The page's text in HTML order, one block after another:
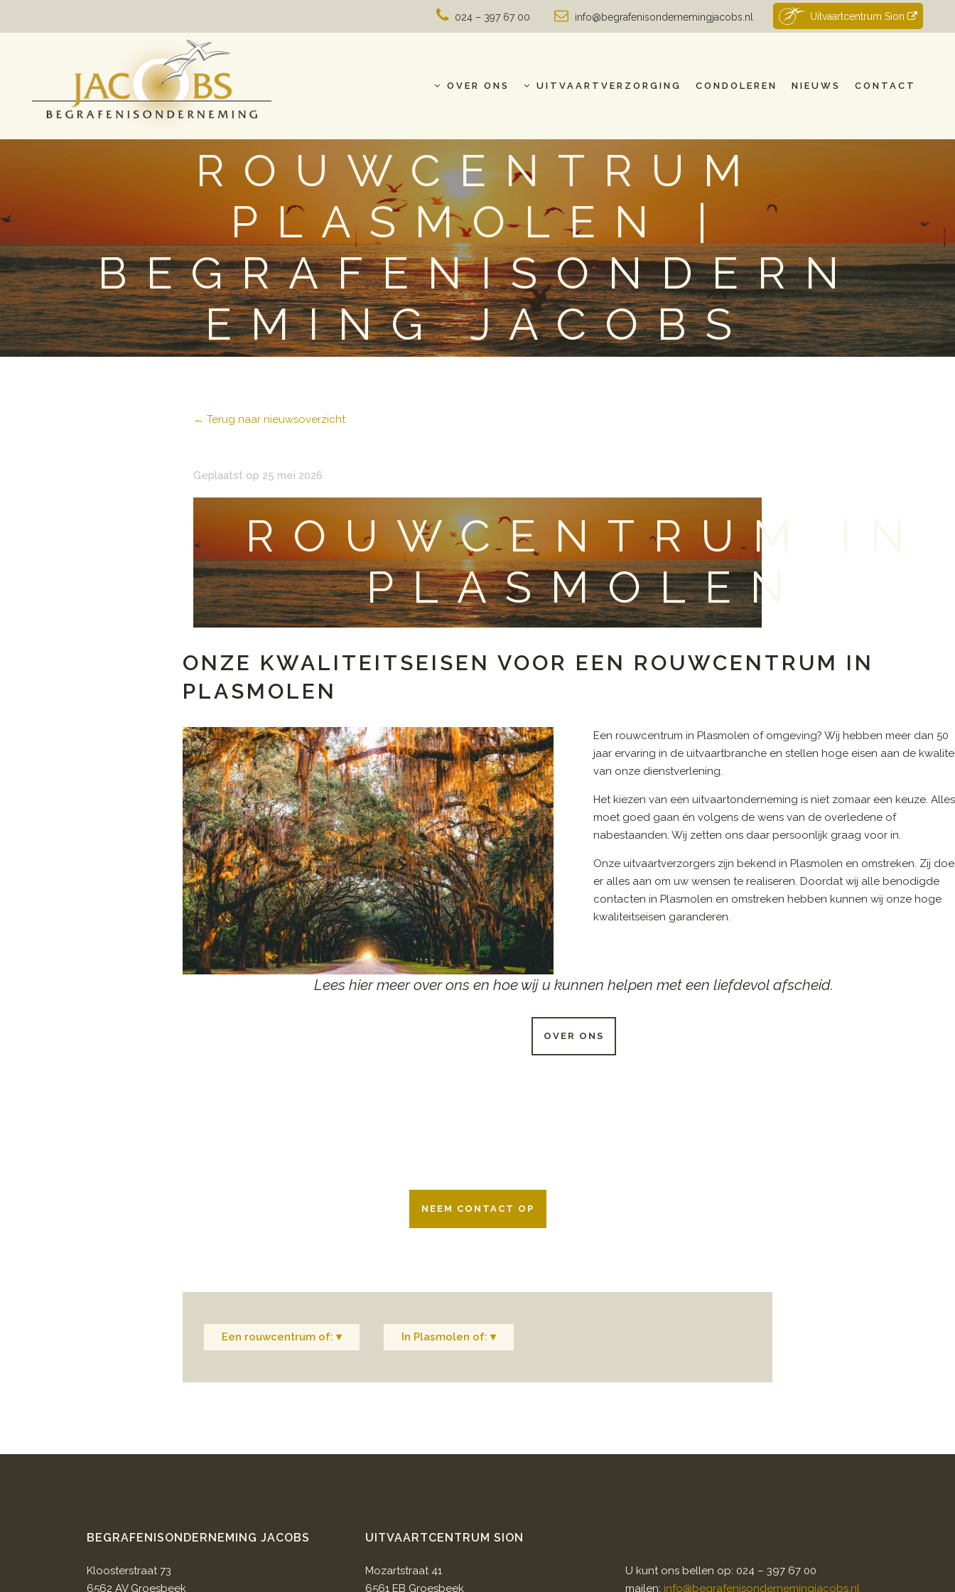
024 – 397 67 00 info@begrafenisondernemingjacobs.nl Uitvaartcentrum Sion
OVER ONS UITVAARTVERZORGING CONDOLEREN NIEUWS CONTACT
ROUWCENTRUM
PLASMOLEN |
BEGRAFENISONDERN
EMING JACOBS
← Terug naar nieuwsoverzicht
Geplaatst op 25 mei 2026
ROUWCENTRUM IN
PLASMOLEN
ONZE KWALITEITSEISEN VOOR EEN ROUWCENTRUM IN
PLASMOLEN
Een rouwcentrum in Plasmolen of omgeving? Wij hebben meer dan 50
jaar ervaring in de uitvaartbranche en stellen hoge eisen aan de
van onze dienstverlening.
Het kiezen van een uitvaartonderneming is niet zomaar een keuze. Alles
moet goed gaan én volgens de wens van de overledene of
nabestaanden. Wij zetten ons daar persoonlijk graag voor in.
Onze uitvaartverzorgers zijn bekend in Plasmolen en omstreken. Zij
er alles aan om uw wensen te realiseren. Doordat wij alle benodigde
contacten in Plasmolen en omstreken hebben kunnen wij onze hoge
kwaliteitseisen garanderen.
Lees hier meer over ons en hoe wij u kunnen helpen met een liefdevol afscheid.
OVER ONS
NEEM CONTACT OP
Een rouwcentrum of: ▾ In Plasmolen of: ▾
BEGRAFENISONDERNEMING JACOBS
Kloosterstraat 73
6562 AV Groesbeek
UITVAARTCENTRUM SION
Mozartstraat 41
6561 EB Groesbeek
U kunt ons bellen op: 024 – 397 67 00
mailen: info@begrafenisondernemingjacobs.nl